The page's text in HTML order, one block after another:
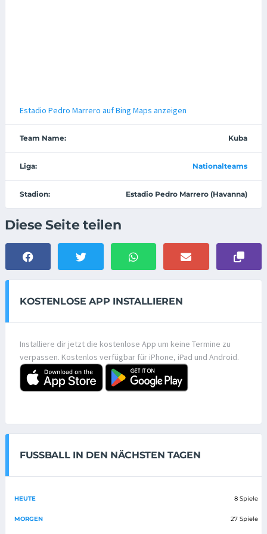
Estadio Pedro Marrero auf Bing Maps anzeigen
Team Name: Kuba
Liga: Nationalteams
Stadion: Estadio Pedro Marrero (Havanna)
Diese Seite teilen
KOSTENLOSE APP INSTALLIEREN
Installiere dir jetzt die kostenlose App um keine Termine zu
verpassen. Kostenlos verfügbar für iPhone, iPad und Android.
FUSSBALL IN DEN NÄCHSTEN TAGEN
HEUTE 8 Spiele
MORGEN 27 Spiele